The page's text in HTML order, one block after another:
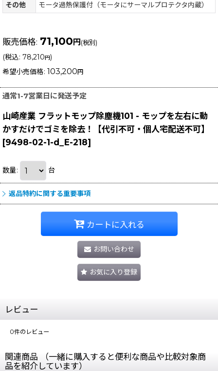
その他
モータ過熱保護付（モータにサーマルプロテクタ内蔵）
販売価格: 71,100 円 (税別)
(税込: 78,210 円)
希望小売価格: 103,200 円
通常1-7営業日に発送予定
山崎産業 フラットモップ除塵機101 - モップを左右に動
かすだけでゴミを除去！【代引不可・個人宅配送不可】
[9498-02-1-d_E-218]
数量: 台
返品特約に関する重要事項
カートに入れる
お問い合わせ
お気に入り登録
レビュー
0件のレビュー
関連商品 （一緒に購入すると便利な商品や比較対象商
品を紹介しています）